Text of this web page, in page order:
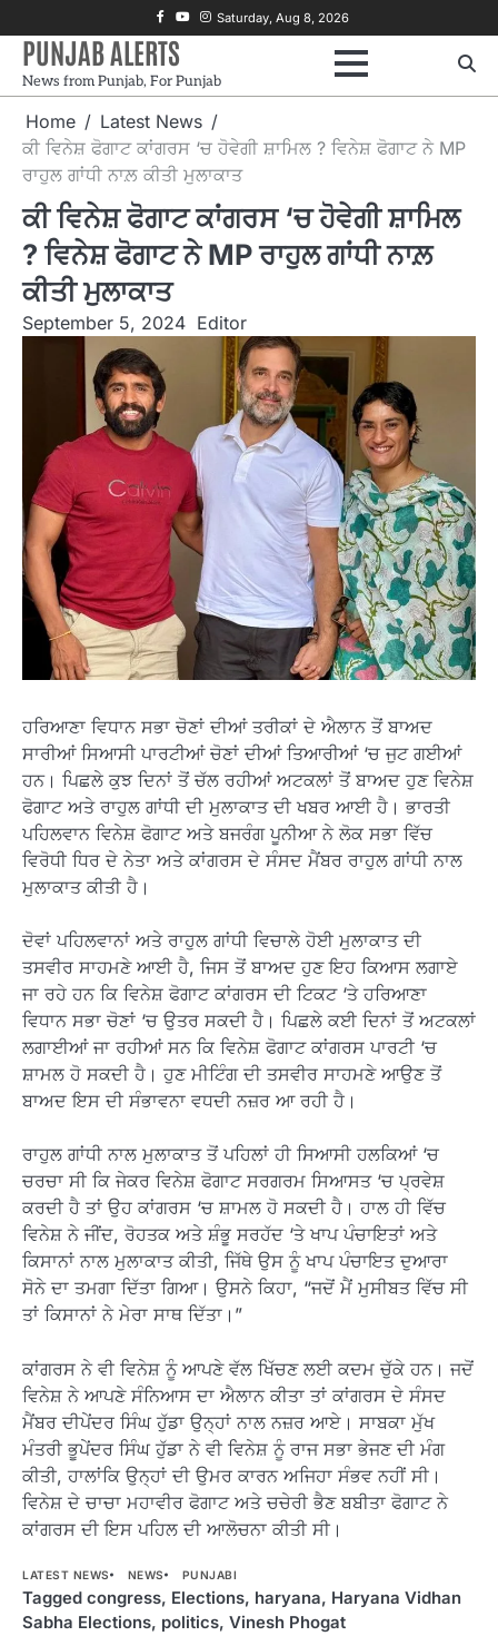
to
content
Facebook
Youtube
Instagram
Saturday, Aug 8, 2026
PUNJAB ALERTS
News from Punjab, For Punjab
Home
Latest News
ਕੀ ਵਿਨੇਸ਼ ਫੋਗਾਟ ਕਾਂਗਰਸ ‘ਚ ਹੋਵੇਗੀ ਸ਼ਾਮਿਲ ? ਵਿਨੇਸ਼ ਫੋਗਾਟ ਨੇ MP
ਰਾਹੁਲ ਗਾਂਧੀ ਨਾਲ਼ ਕੀਤੀ ਮੁਲਾਕਾਤ
ਕੀ ਵਿਨੇਸ਼ ਫੋਗਾਟ ਕਾਂਗਰਸ ‘ਚ ਹੋਵੇਗੀ ਸ਼ਾਮਿਲ
? ਵਿਨੇਸ਼ ਫੋਗਾਟ ਨੇ MP ਰਾਹੁਲ ਗਾਂਧੀ ਨਾਲ਼
ਕੀਤੀ ਮੁਲਾਕਾਤ
September 5, 2024 Editor
ਹਰਿਆਣਾ ਵਿਧਾਨ ਸਭਾ ਚੋਣਾਂ ਦੀਆਂ ਤਰੀਕਾਂ ਦੇ ਐਲਾਨ ਤੋਂ ਬਾਅਦ
ਸਾਰੀਆਂ ਸਿਆਸੀ ਪਾਰਟੀਆਂ ਚੋਣਾਂ ਦੀਆਂ ਤਿਆਰੀਆਂ ‘ਚ ਜੁਟ ਗਈਆਂ
ਹਨ। ਪਿਛਲੇ ਕੁਝ ਦਿਨਾਂ ਤੋਂ ਚੱਲ ਰਹੀਆਂ ਅਟਕਲਾਂ ਤੋਂ ਬਾਅਦ ਹੁਣ ਵਿਨੇਸ਼
ਫੋਗਾਟ ਅਤੇ ਰਾਹੁਲ ਗਾਂਧੀ ਦੀ ਮੁਲਾਕਾਤ ਦੀ ਖਬਰ ਆਈ ਹੈ। ਭਾਰਤੀ
ਪਹਿਲਵਾਨ ਵਿਨੇਸ਼ ਫੋਗਾਟ ਅਤੇ ਬਜਰੰਗ ਪੂਨੀਆ ਨੇ ਲੋਕ ਸਭਾ ਵਿੱਚ
ਵਿਰੋਧੀ ਧਿਰ ਦੇ ਨੇਤਾ ਅਤੇ ਕਾਂਗਰਸ ਦੇ ਸੰਸਦ ਮੈਂਬਰ ਰਾਹੁਲ ਗਾਂਧੀ ਨਾਲ
ਮੁਲਾਕਾਤ ਕੀਤੀ ਹੈ।
ਦੋਵਾਂ ਪਹਿਲਵਾਨਾਂ ਅਤੇ ਰਾਹੁਲ ਗਾਂਧੀ ਵਿਚਾਲੇ ਹੋਈ ਮੁਲਾਕਾਤ ਦੀ
ਤਸਵੀਰ ਸਾਹਮਣੇ ਆਈ ਹੈ, ਜਿਸ ਤੋਂ ਬਾਅਦ ਹੁਣ ਇਹ ਕਿਆਸ ਲਗਾਏ
ਜਾ ਰਹੇ ਹਨ ਕਿ ਵਿਨੇਸ਼ ਫੋਗਾਟ ਕਾਂਗਰਸ ਦੀ ਟਿਕਟ ‘ਤੇ ਹਰਿਆਣਾ
ਵਿਧਾਨ ਸਭਾ ਚੋਣਾਂ ‘ਚ ਉਤਰ ਸਕਦੀ ਹੈ। ਪਿਛਲੇ ਕਈ ਦਿਨਾਂ ਤੋਂ ਅਟਕਲਾਂ
ਲਗਾਈਆਂ ਜਾ ਰਹੀਆਂ ਸਨ ਕਿ ਵਿਨੇਸ਼ ਫੋਗਾਟ ਕਾਂਗਰਸ ਪਾਰਟੀ ‘ਚ
ਸ਼ਾਮਲ ਹੋ ਸਕਦੀ ਹੈ। ਹੁਣ ਮੀਟਿੰਗ ਦੀ ਤਸਵੀਰ ਸਾਹਮਣੇ ਆਉਣ ਤੋਂ
ਬਾਅਦ ਇਸ ਦੀ ਸੰਭਾਵਨਾ ਵਧਦੀ ਨਜ਼ਰ ਆ ਰਹੀ ਹੈ।
ਰਾਹੁਲ ਗਾਂਧੀ ਨਾਲ ਮੁਲਾਕਾਤ ਤੋਂ ਪਹਿਲਾਂ ਹੀ ਸਿਆਸੀ ਹਲਕਿਆਂ ‘ਚ
ਚਰਚਾ ਸੀ ਕਿ ਜੇਕਰ ਵਿਨੇਸ਼ ਫੋਗਾਟ ਸਰਗਰਮ ਸਿਆਸਤ ‘ਚ ਪ੍ਰਵੇਸ਼
ਕਰਦੀ ਹੈ ਤਾਂ ਉਹ ਕਾਂਗਰਸ ‘ਚ ਸ਼ਾਮਲ ਹੋ ਸਕਦੀ ਹੈ। ਹਾਲ ਹੀ ਵਿੱਚ
ਵਿਨੇਸ਼ ਨੇ ਜੀਂਦ, ਰੋਹਤਕ ਅਤੇ ਸ਼ੰਭੂ ਸਰਹੱਦ ‘ਤੇ ਖਾਪ ਪੰਚਾਇਤਾਂ ਅਤੇ
ਕਿਸਾਨਾਂ ਨਾਲ ਮੁਲਾਕਾਤ ਕੀਤੀ, ਜਿੱਥੇ ਉਸ ਨੂੰ ਖਾਪ ਪੰਚਾਇਤ ਦੁਆਰਾ
ਸੋਨੇ ਦਾ ਤਮਗਾ ਦਿੱਤਾ ਗਿਆ। ਉਸਨੇ ਕਿਹਾ, “ਜਦੋਂ ਮੈਂ ਮੁਸੀਬਤ ਵਿੱਚ ਸੀ
ਤਾਂ ਕਿਸਾਨਾਂ ਨੇ ਮੇਰਾ ਸਾਥ ਦਿੱਤਾ।”
ਕਾਂਗਰਸ ਨੇ ਵੀ ਵਿਨੇਸ਼ ਨੂੰ ਆਪਣੇ ਵੱਲ ਖਿੱਚਣ ਲਈ ਕਦਮ ਚੁੱਕੇ ਹਨ। ਜਦੋਂ
ਵਿਨੇਸ਼ ਨੇ ਆਪਣੇ ਸੰਨਿਆਸ ਦਾ ਐਲਾਨ ਕੀਤਾ ਤਾਂ ਕਾਂਗਰਸ ਦੇ ਸੰਸਦ
ਮੈਂਬਰ ਦੀਪੇਂਦਰ ਸਿੰਘ ਹੁੱਡਾ ਉਨ੍ਹਾਂ ਨਾਲ ਨਜ਼ਰ ਆਏ। ਸਾਬਕਾ ਮੁੱਖ
ਮੰਤਰੀ ਭੂਪੇਂਦਰ ਸਿੰਘ ਹੁੱਡਾ ਨੇ ਵੀ ਵਿਨੇਸ਼ ਨੂੰ ਰਾਜ ਸਭਾ ਭੇਜਣ ਦੀ ਮੰਗ
ਕੀਤੀ, ਹਾਲਾਂਕਿ ਉਨ੍ਹਾਂ ਦੀ ਉਮਰ ਕਾਰਨ ਅਜਿਹਾ ਸੰਭਵ ਨਹੀਂ ਸੀ।
ਵਿਨੇਸ਼ ਦੇ ਚਾਚਾ ਮਹਾਵੀਰ ਫੋਗਾਟ ਅਤੇ ਚਚੇਰੀ ਭੈਣ ਬਬੀਤਾ ਫੋਗਾਟ ਨੇ
ਕਾਂਗਰਸ ਦੀ ਇਸ ਪਹਿਲ ਦੀ ਆਲੋਚਨਾ ਕੀਤੀ ਸੀ।
LATEST NEWS NEWS PUNJABI
Tagged congress, Elections, haryana, Haryana Vidhan
Sabha Elections, politics, Vinesh Phogat